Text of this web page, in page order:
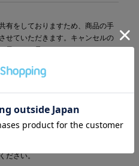
有をしておりますため、商品の手
せていただきます。キャンセルの
予めご了承ください。
様の在庫は30分間確保されます
ランドハンガーをお付けするこ
ださい。